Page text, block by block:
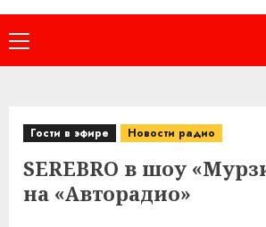
Основное
меню
Гости в эфире Новости радио
SEREBRO в шоу
на «Авторадио»